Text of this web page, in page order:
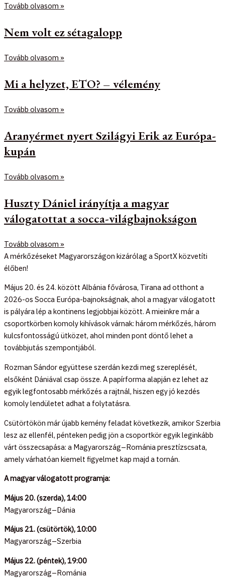
Tovább olvasom »
Nem volt ez sétagalopp
Tovább olvasom »
Mi a helyzet, ETO? – vélemény
Tovább olvasom »
Aranyérmet nyert Szilágyi Erik az Európa-
kupán
Tovább olvasom »
Huszty Dániel irányítja a magyar
válogatottat a socca-világbajnokságon
Tovább olvasom »
A mérkőzéseket Magyarországon kizárólag a SportX közvetíti
élőben!
Május 20. és 24. között Albánia fővárosa, Tirana ad otthont a
2026-os Socca Európa-bajnokságnak, ahol a magyar válogatott
is pályára lép a kontinens legjobbjai között. A mieinkre már a
csoportkörben komoly kihívások várnak: három mérkőzés, három
kulcsfontosságú ütközet, ahol minden pont döntő lehet a
továbbjutás szempontjából.
Rozman Sándor együttese szerdán kezdi meg szereplését,
elsőként Dániával csap össze. A papírforma alapján ez lehet az
egyik legfontosabb mérkőzés a rajtnál, hiszen egy jó kezdés
komoly lendületet adhat a folytatásra.
Csütörtökön már újabb kemény feladat következik, amikor Szerbia
lesz az ellenfél, pénteken pedig jön a csoportkör egyik leginkább
várt összecsapása: a Magyarország–Románia presztízscsata,
amely várhatóan kiemelt figyelmet kap majd a tornán.
A magyar válogatott programja:
Május 20. (szerda), 14:00
Magyarország–Dánia
Május 21. (csütörtök), 10:00
Magyarország–Szerbia
Május 22. (péntek), 19:00
Magyarország–Románia